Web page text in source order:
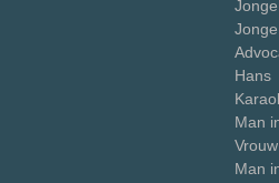
Hans
Man
Man